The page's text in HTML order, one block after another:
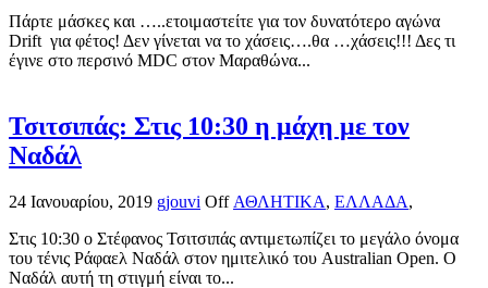
Πάρτε μάσκες και …..ετοιμαστείτε για τον δυνατότερο αγώνα
Drift για φέτος! Δεν γίνεται να το χάσεις….θα …χάσεις!!! Δες τι
έγινε στο περσινό MDC στον Μαραθώνα...
Τσιτσιπάς: Στις 10:30 η μάχη με τον
Ναδάλ
24 Ιανουαρίου, 2019 gjouvi Off ΑΘΛΗΤΙΚΑ, ΕΛΛΑΔΑ,
Στις 10:30 ο Στέφανος Τσιτσιπάς αντιμετωπίζει το μεγάλο όνομα
του τένις Ράφαελ Ναδάλ στον ημιτελικό του Australian Open. Ο
Ναδάλ αυτή τη στιγμή είναι το...